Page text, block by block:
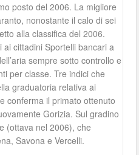
posto del 2006. La migliore
nonostante il calo di sei
alla classifica del 2006.
cittadini Sportelli bancari a
sempre sotto controllo e
per classe. Tre indici che
graduatoria relativa ai
conferma il primato ottenuto
Gorizia. Sul gradino
(ottava nel 2006), che
Savona e Vercelli.